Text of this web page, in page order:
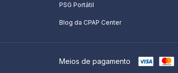
PSG Portátil
Blog da CPAP Center
Meios de pagamento